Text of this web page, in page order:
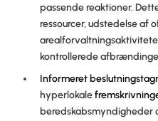
passende reaktioner.
ressourcer, udstedelse af
kontrollerede
Informeret
hyperlokale
beredskabsmyndigheder